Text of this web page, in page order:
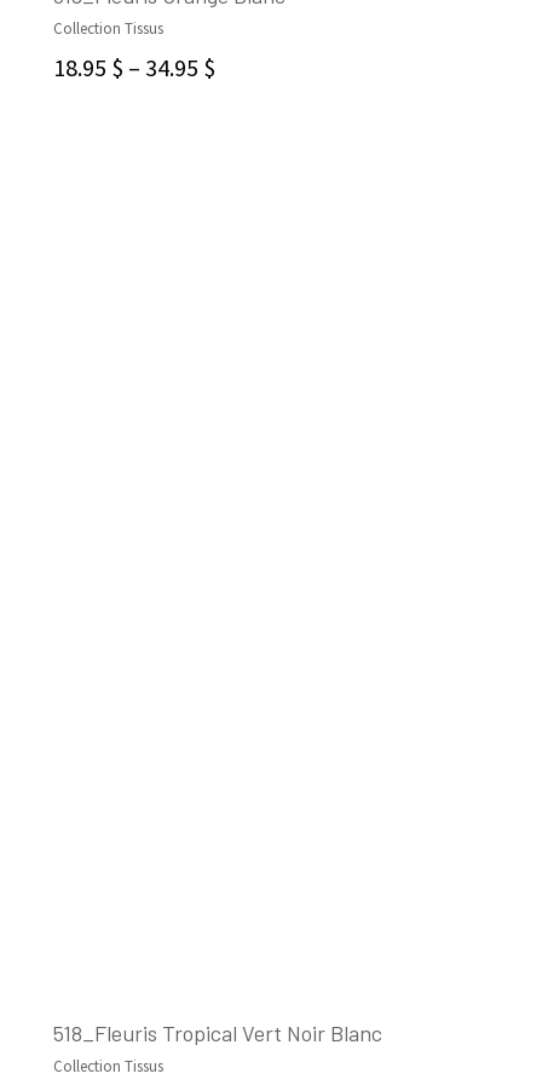
Collection Tissus
18.95 $ – 34.95 $
518_Fleuris Tropical Vert Noir Blanc
Collection Tissus